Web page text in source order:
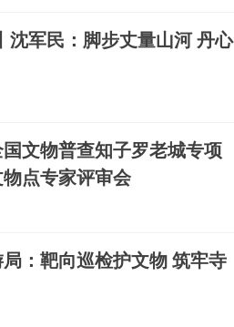
沈军民：脚步丈量山河 丹心
文物普查知子罗老城专项
点专家评审会
：靶向巡检护文物 筑牢寺